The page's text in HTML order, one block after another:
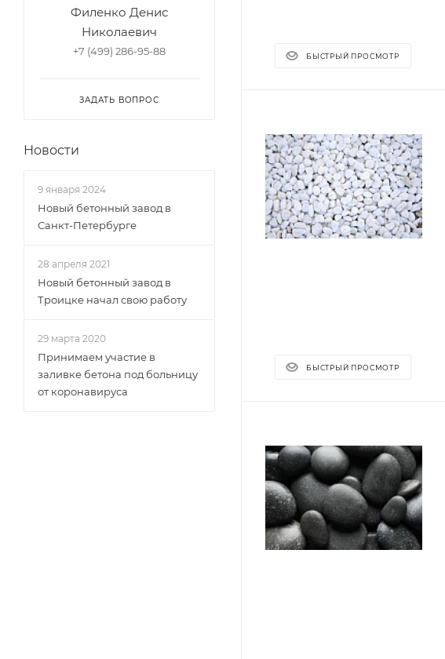
БЫСТРЫЙ ПРОСМОТР
БЫСТРЫЙ ПРОСМОТР
Филенко Денис
Николаевич
+7 (499) 286-95-88
ЗАДАТЬ ВОПРОС
Новости
9 января 2024
Новый бетонный завод в
Санкт-Петербурге
28 апреля 2021
Новый бетонный завод в
Троицке начал свою работу
29 марта 2020
Принимаем участие в
заливке бетона под больницу
от коронавируса